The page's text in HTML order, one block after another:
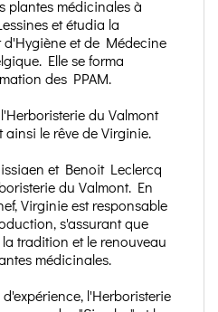
plantes médicinales à
et étudia la
et de Médecine
Elle se forma
des PPAM.
du Valmont
le rêve de Virginie.
et Benoit Leclercq
du Valmont. En
Virginie est responsable
s'assurant que
tradition et le renouveau
médicinales.
l'Herboristerie